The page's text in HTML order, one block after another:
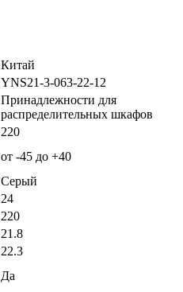
Китай
YNS21-3-063-22-12
Принадлежности для
распределительных шкафов
220
от -45 до +40
Серый
24
220
21.8
22.3
Да